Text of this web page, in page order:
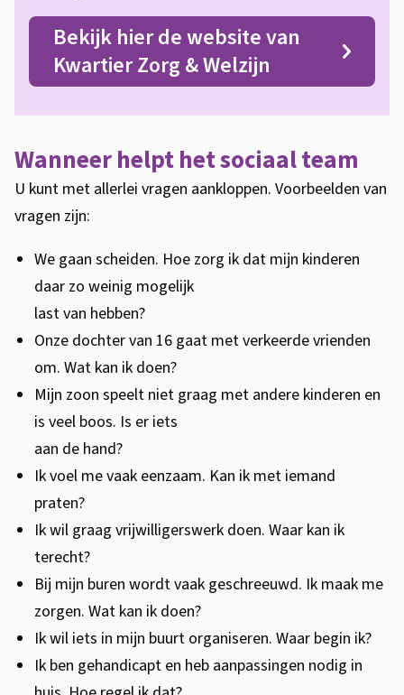
Bekijk hier de website van
Kwartier Zorg & Welzijn
Wanneer helpt het sociaal team
U kunt met allerlei vragen aankloppen. Voorbeelden van
vragen zijn:
We gaan scheiden. Hoe zorg ik dat mijn kinderen
daar zo weinig mogelijk
last van hebben?
Onze dochter van 16 gaat met verkeerde vrienden
om. Wat kan ik doen?
Mijn zoon speelt niet graag met andere kinderen en
is veel boos. Is er iets
aan de hand?
Ik voel me vaak eenzaam. Kan ik met iemand
praten?
Ik wil graag vrijwilligerswerk doen. Waar kan ik
terecht?
Bij mijn buren wordt vaak geschreeuwd. Ik maak me
zorgen. Wat kan ik doen?
Ik wil iets in mijn buurt organiseren. Waar begin ik?
Ik ben gehandicapt en heb aanpassingen nodig in